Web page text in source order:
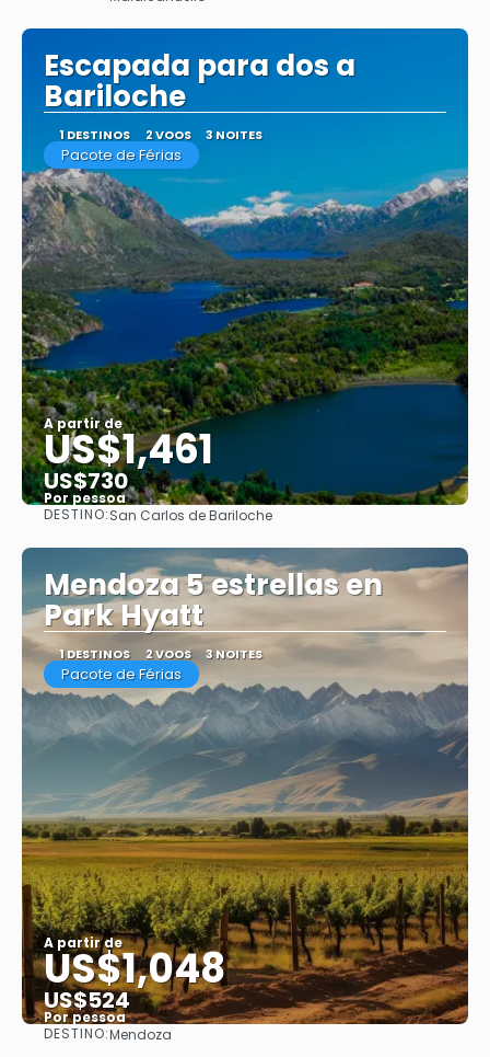
Saiba mais
Escapada para dos a
Bariloche
1 DESTINOS 2 VOOS 3 NOITES
Pacote de Férias
A partir de
US$1,461
US$730
Por pessoa
Saiba mais
DESTINO:San Carlos de Bariloche
Mendoza 5 estrellas en
Park Hyatt
1 DESTINOS 2 VOOS 3 NOITES
Pacote de Férias
A partir de
US$1,048
US$524
Por pessoa
DESTINO:Mendoza